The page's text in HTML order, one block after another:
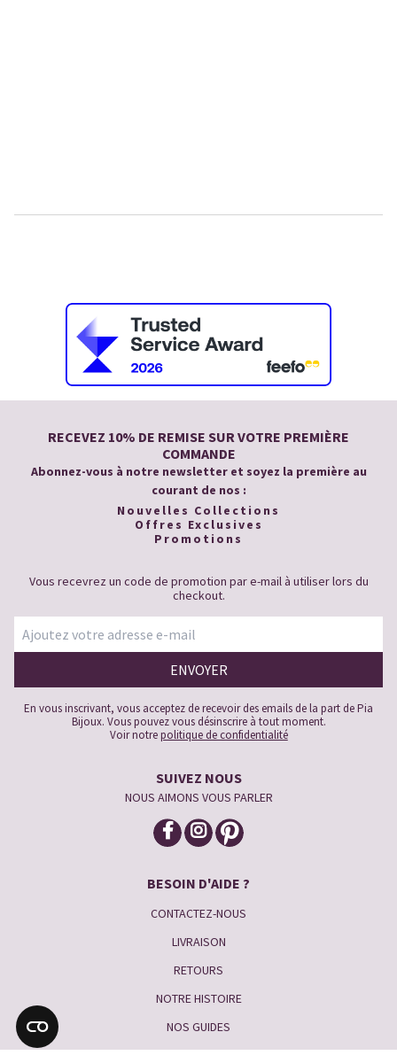
RECEVEZ 10% DE REMISE SUR VOTRE PREMIÈRE
COMMANDE
Abonnez-vous à notre newsletter et soyez la première au
courant de nos :
Nouvelles Collections
Offres Exclusives
Promotions
Vous recevrez un code de promotion par e-mail à utiliser lors du
checkout.
En vous inscrivant, vous acceptez de recevoir des emails de la part de Pia
Bijoux. Vous pouvez vous désinscrire à tout moment.
Voir notrepolitique de confidentialité
SUIVEZ NOUS
NOUS AIMONS VOUS PARLER
BESOIN D'AIDE ?
CONTACTEZ-NOUS
LIVRAISON
RETOURS
NOTRE HISTOIRE
NOS GUIDES